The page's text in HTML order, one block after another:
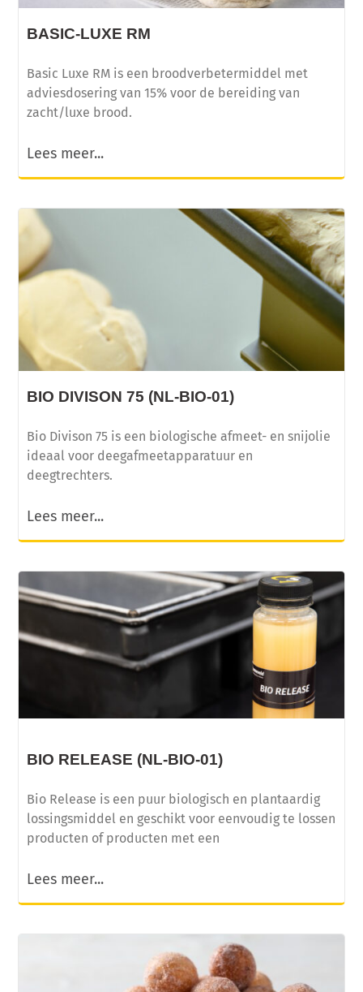
BASIC-LUXE RM
Basic Luxe RM is een broodverbetermiddel met
adviesdosering van 15% voor de bereiding van
zacht/luxe brood.
Lees meer...
BIO DIVISON 75 (NL-BIO-01)
Bio Divison 75 is een biologische afmeet- en snijolie
ideaal voor deegafmeetapparatuur en
deegtrechters.
Lees meer...
BIO RELEASE (NL-BIO-01)
Bio Release is een puur biologisch en plantaardig
lossingsmiddel en geschikt voor eenvoudig te lossen
producten of producten met een
Lees meer...